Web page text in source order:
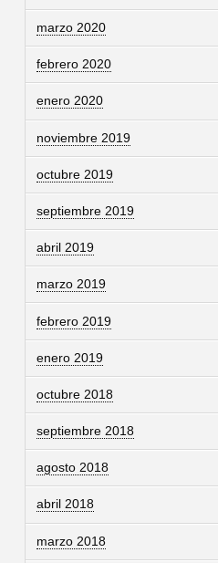
marzo 2020
febrero 2020
enero 2020
noviembre 2019
octubre 2019
septiembre 2019
abril 2019
marzo 2019
febrero 2019
enero 2019
octubre 2018
septiembre 2018
agosto 2018
abril 2018
marzo 2018